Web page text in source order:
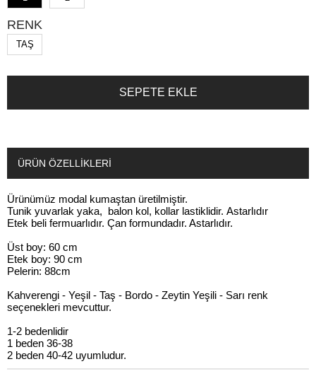
RENK
TAŞ
ÜRÜN ÖZELLIKLERI
Ürünümüz modal kumaştan üretilmiştir.
Tunik yuvarlak yaka, balon kol, kollar lastiklidir. Astarlıdır
Etek beli fermuarlıdır. Çan formundadır. Astarlıdır.
Üst boy: 60 cm
Etek boy: 90 cm
Pelerin: 88cm
Kahverengi - Yeşil - Taş - Bordo - Zeytin Yeşili - Sarı renk
seçenekleri mevcuttur.
1-2 bedenlidir
1 beden 36-38
2 beden 40-42 uyumludur.